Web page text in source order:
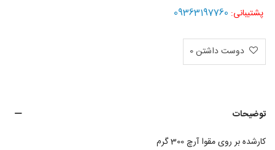
پشتیبانی: 09363197760
دوست داشتن0
توضیحات
کارشده بر روی مقوا آرچ 300 گرم